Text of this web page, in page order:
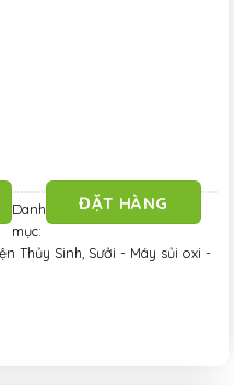
ĐẶT HÀNG
Danh
mục:
Thủy Sinh, Sưởi - Máy sủi oxi -